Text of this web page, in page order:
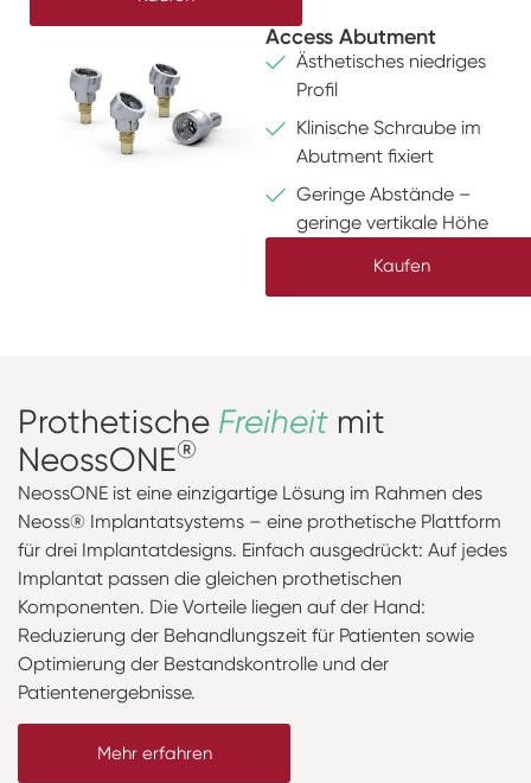
Access Abutment
Ästhetisches niedriges
Profil
Klinische Schraube im
Abutment fixiert
Geringe Abstände –
geringe vertikale Höhe
Kaufen
Prothetische Freiheit mit
NeossONE®
NeossONE ist eine einzigartige Lösung im Rahmen des
Neoss® Implantatsystems – eine prothetische Plattform
für drei Implantatdesigns. Einfach ausgedrückt: Auf jedes
Implantat passen die gleichen prothetischen
Komponenten. Die Vorteile liegen auf der Hand:
Reduzierung der Behandlungszeit für Patienten sowie
Optimierung der Bestandskontrolle und der
Patientenergebnisse.
Mehr erfahren